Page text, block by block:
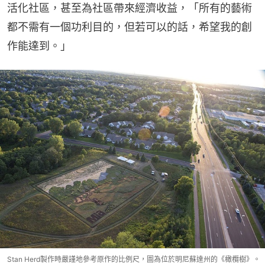
活化社區，甚至為社區帶來經濟收益，「所有的藝術
都不需有一個功利目的，但若可以的話，希望我的創
作能達到。」
Stan Herd製作時嚴謹地參考原作的比例尺，圖為位於明尼蘇達州的《橄欖樹》。